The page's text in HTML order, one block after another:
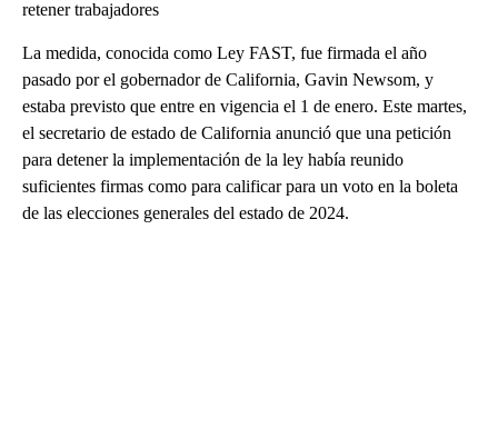
retener trabajadores
La medida, conocida como Ley FAST, fue firmada el año
pasado por el gobernador de California, Gavin Newsom, y
estaba previsto que entre en vigencia el 1 de enero. Este martes,
el secretario de estado de California anunció que una petición
para detener la implementación de la ley había reunido
suficientes firmas como para calificar para un voto en la boleta
de las elecciones generales del estado de 2024.